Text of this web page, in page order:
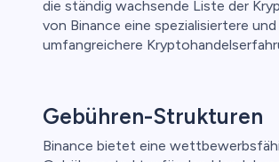
die ständig wachsende Liste der
von Binance eine spezialisiertere und
umfangreichere
Gebühren-Strukturen
Binance bietet eine